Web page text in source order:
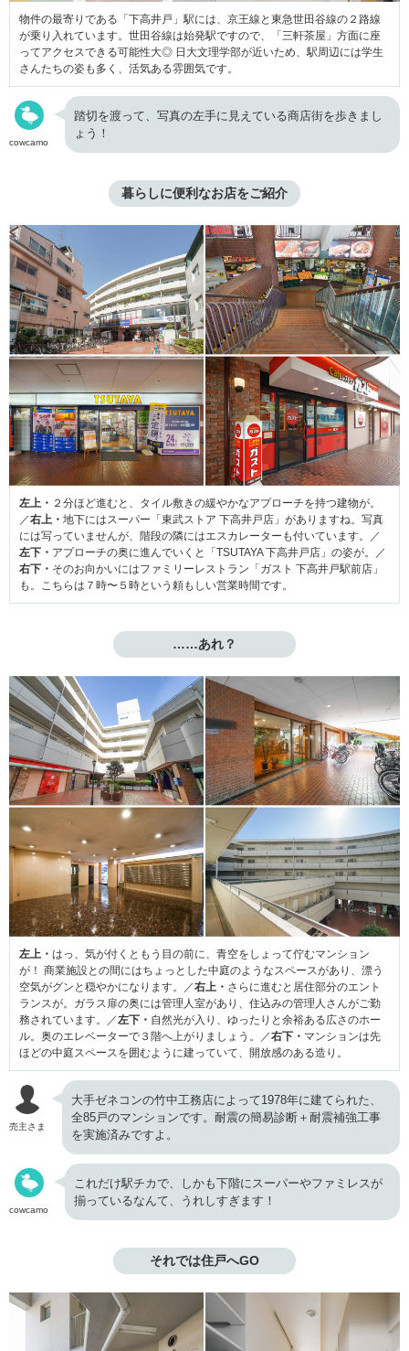
物件の最寄りである「下高井戸」駅には、京王線と東急世田谷線の２路線
が乗り入れています。世田谷線は始発駅ですので、「三軒茶屋」方面に座
ってアクセスできる可能性大◎ 日大文理学部が近いため、駅周辺には学生
さんたちの姿も多く、活気ある雰囲気です。
cowcamo
踏切を渡って、写真の左手に見えている商店街を歩きまし
ょう！
暮らしに便利なお店をご紹介
左上・ ２分ほど進むと、タイル敷きの緩やかなアプローチを持つ建物が。
／右上・ 地下にはスーパー「東武ストア 下高井戸店」がありますね。写真
には写っていませんが、階段の隣にはエスカレーターも付いています。／
左下・ アプローチの奥に進んでいくと「TSUTAYA 下高井戸店」の姿が。／
右下・ そのお向かいにはファミリーレストラン「ガスト 下高井戸駅前店」
も。こちらは７時〜５時という頼もしい営業時間です。
……あれ？
左上・ はっ、気が付くともう目の前に、青空をしょって佇むマンション
が！ 商業施設との間にはちょっとした中庭のようなスペースがあり、漂う
空気がグンと穏やかになります。／右上・ さらに進むと居住部分のエント
ランスが。ガラス扉の奥には管理人室があり、住込みの管理人さんがご勤
務されています。／左下・ 自然光が入り、ゆったりと余裕ある広さのホー
ル。奥のエレベーターで３階へ上がりましょう。／右下・ マンションは先
ほどの中庭スペースを囲むように建っていて、開放感のある造り。
売主さま
大手ゼネコンの竹中工務店によって1978年に建てられた、
全85戸のマンションです。耐震の簡易診断＋耐震補強工事
を実施済みですよ。
cowcamo
これだけ駅チカで、しかも下階にスーパーやファミレスが
揃っているなんて、うれしすぎます！
それでは住戸へGO